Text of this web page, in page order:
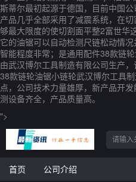
斯蒂尔最初起源于德国，目前中国
产品几乎全部采用了减震系统，在
够最大限度的使切割面平整2富世华
它的油锯可以自动检测尺链松动情
智能程度非常；是通用配件38款链
由武汉博尔工具制造有限公司生产
38款链轮油锯小链轮武汉博尔工具
点，公司技术力量雄厚，新产品开
测设备齐全，产品质量高。
">
首页 公司介绍